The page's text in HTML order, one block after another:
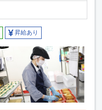
昇給あり